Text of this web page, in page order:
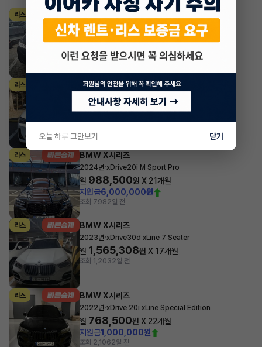
리스 BMW X시리즈
2024년·xDrive40i M Sport Package
월1,713,990원 X29개월
지원금10,000,000원
조회 1,8472시간 전
리스 BMW X시리즈
2024년 xDrive20i M Sport Pro
월979,200원 X29개월
지원금7,660,000원
조회 2,979
리스 BMW X시리즈
2024년·xDrive20i M Sport Pro
월 988,500원 X 21개월
지원금6,000,000원
조회 7982일 전
리스 BMW X시리즈
2023년·xDrive30d xLine 7 Seater
월 1,565,308원 X 17개월
조회 1,2032일 전
리스 BMW X시리즈
2022년·xDrive 20i xLine Special Edition
월 768,500원 X 22개월
지원금1,000,000원
조회 2,1062일 전
오늘 하루 그만보기 닫기